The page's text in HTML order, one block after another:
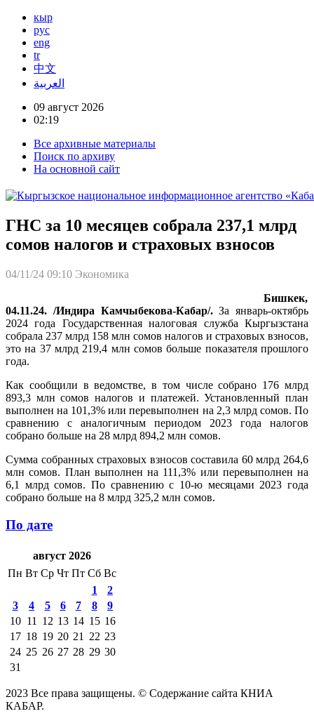
кыр
рус
eng
tr
中文
العربية
09 август 2026
02:19
Все архивные материалы
Поиск по архиву
На основной сайт
ГНС за 10 месяцев собрала 237,1 млрд
сомов налогов и страховых взносов
04/11/24 09:10 Экономика
Бишкек,
04.11.24. /Индира Камчыбекова-Кабар/.За январь-октябрь
2024 года Государственная налоговая служба Кыргызстана
собрала 237 млрд 158 млн сомов налогов и страховых взносов,
это на 37 млрд 219,4 млн сомов больше показателя прошлого
года.
Как сообщили в ведомстве, в том числе собрано 176 млрд
893,3 млн сомов налогов и платежей. Установленный план
выполнен на 101,3% или перевыполнен на 2,3 млрд сомов. По
сравнению с аналогичным периодом 2023 года налогов
собрано больше на 28 млрд 894,2 млн сомов.
Сумма собранных страховых взносов составила 60 млрд 264,6
млн сомов. План выполнен на 111,3% или перевыполнен на
6,1 млрд сомов. По сравнению с 10-ю месяцами 2023 года
собрано больше на 8 млрд 325,2 млн сомов.
По дате
август 2026
Пн Вт Ср Чт Пт Сб Вс
1
2
3
4 5 6 7 8
9
10 11 12 13 14 15 16
17 18 19 20 21 22 23
24 25 26 27 28 29 30
31
2023 Все права защищены. © Содержание сайта КНИА
КАБАР.